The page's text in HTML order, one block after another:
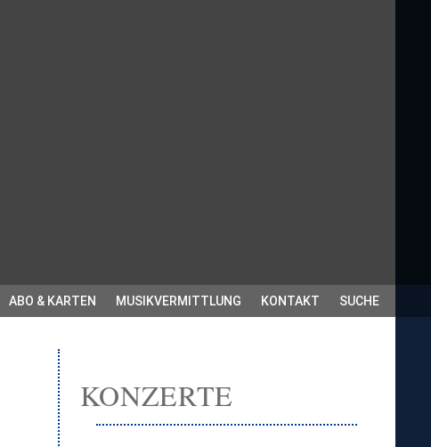
ABO & KARTEN MUSIKVERMITTLUNG KONTAKT SUCHE
KONZERTE